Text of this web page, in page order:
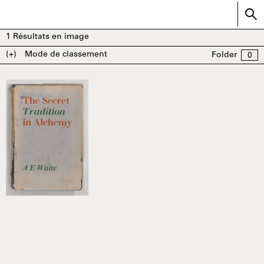
1 Résultats en image
(+)
Mode de classement Folder 0